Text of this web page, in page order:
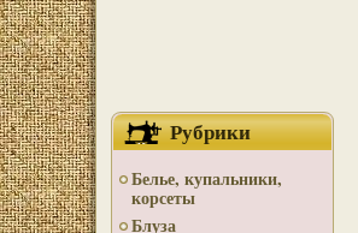
Рубрики
Белье, купальники,
корсеты
Блуза